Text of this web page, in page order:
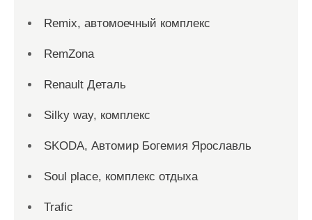
Remix, автомоечный комплекс
RemZona
Renault Деталь
Silky way, комплекс
SKODA, Автомир Богемия Ярославль
Soul place, комплекс отдыха
Trafic